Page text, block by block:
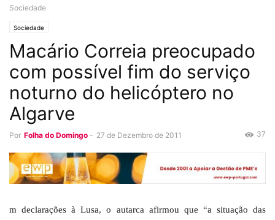
Sociedade
Sociedade
Macário Correia preocupado
com possível fim do serviço
noturno do helicóptero no
Algarve
Por Folha do Domingo - 27 de Dezembro de 2011 37
m declarações à Lusa, o autarca afirmou que “a situação das